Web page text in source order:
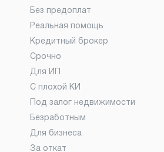
Без предоплат
Реальная помощь
Кредитный брокер
Срочно
Для ИП
С плохой КИ
Под залог недвижимости
Безработным
Для бизнеса
За откат